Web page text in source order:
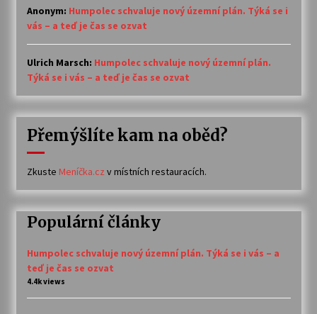
Anonym: Humpolec schvaluje nový územní plán. Týká se i
vás – a teď je čas se ozvat
Ulrich Marsch: Humpolec schvaluje nový územní plán.
Týká se i vás – a teď je čas se ozvat
Přemýšlíte kam na oběd?
Zkuste Meníčka.cz v místních restauracích.
Populární články
Humpolec schvaluje nový územní plán. Týká se i vás – a
teď je čas se ozvat
4.4k views